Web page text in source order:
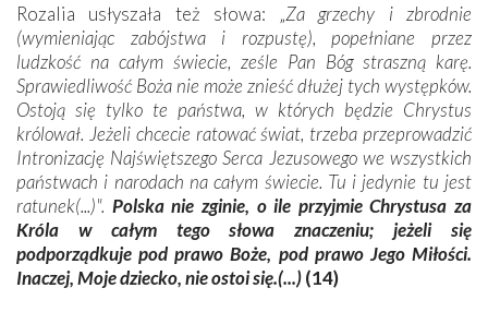
Rozalia usłyszała też słowa: „Za grzechy i zbrodnie
(wymieniając zabójstwa i rozpustę), popełniane przez
ludzkość na całym świecie, ześle Pan Bóg straszną karę.
Sprawiedliwość Boża nie może znieść dłużej tych występków.
Ostoją się tylko te państwa, w których będzie Chrystus
królował. Jeżeli chcecie ratować świat, trzeba przeprowadzić
Intronizację Najświętszego Serca Jezusowego we wszystkich
państwach i narodach na całym świecie. Tu i jedynie tu jest
ratunek(...)". Polska nie zginie, o ile przyjmie Chrystusa za
Króla w całym tego słowa znaczeniu; jeżeli się
podporządkuje pod prawo Boże, pod prawo Jego Miłości.
Inaczej, Moje dziecko, nie ostoi się.(...)(14)